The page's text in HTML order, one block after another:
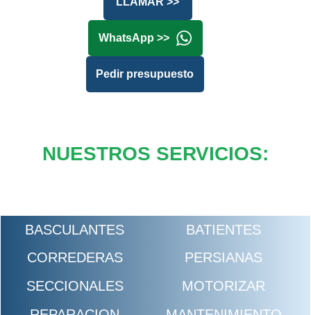
WhatsApp >>
Pedir presupuesto
NUESTROS SERVICIOS:
BASCULANTES
BATIENTES
CORREDERAS
PERSIANAS
SECCIONALES
MOTORIZAR